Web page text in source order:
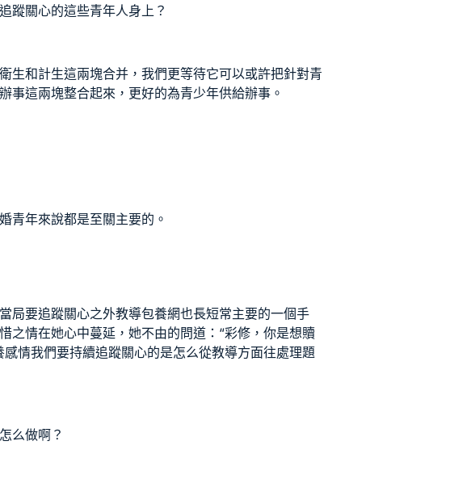
蹤關心的這些青年人身上？
生和計生這兩塊合并，我們更等待它可以或許把針對青
事這兩塊整合起來，更好的為青少年供給辦事。
青年來說都是至關主要的。
局要追蹤關心之外教導包養網也長短常主要的一個手
之情在她心中蔓延，她不由的問道：“彩修，你是想贖
感情我們要持續追蹤關心的是怎么從教導方面往處理題
么做啊？